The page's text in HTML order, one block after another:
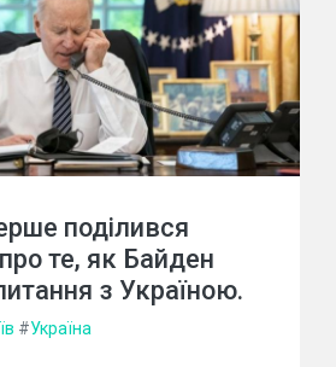
поділився
те, як Байден
з Україною.
#Україна